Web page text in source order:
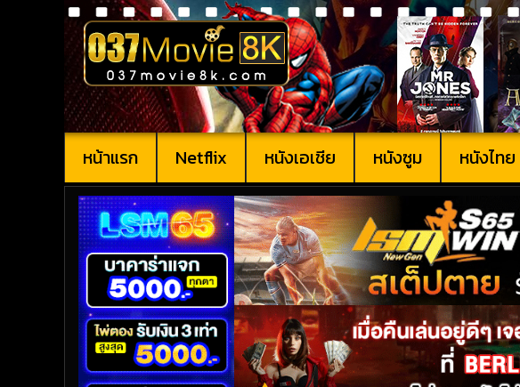
หน้าแรก Netflix หนังเอเชีย หนังซูม หนังไทย